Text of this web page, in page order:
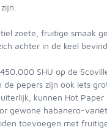
zoete, fruitige smaak
achter in de keel
SHU op de
pepers zijn ook iets
kunnen Hot Paper
gewone habanero-
toevoegen met